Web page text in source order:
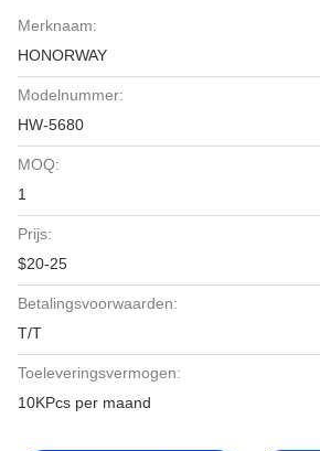
Merknaam:
HONORWAY
Modelnummer:
HW-5680
MOQ:
1
Prijs:
$20-25
Betalingsvoorwaarden:
T/T
Toeleveringsvermogen:
10KPcs per maand